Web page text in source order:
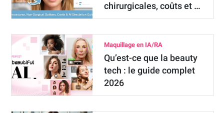
chirurgicales, coûts et …
Maquillage en IA/RA
Qu’est-ce que la beauty
tech : le guide complet
2026